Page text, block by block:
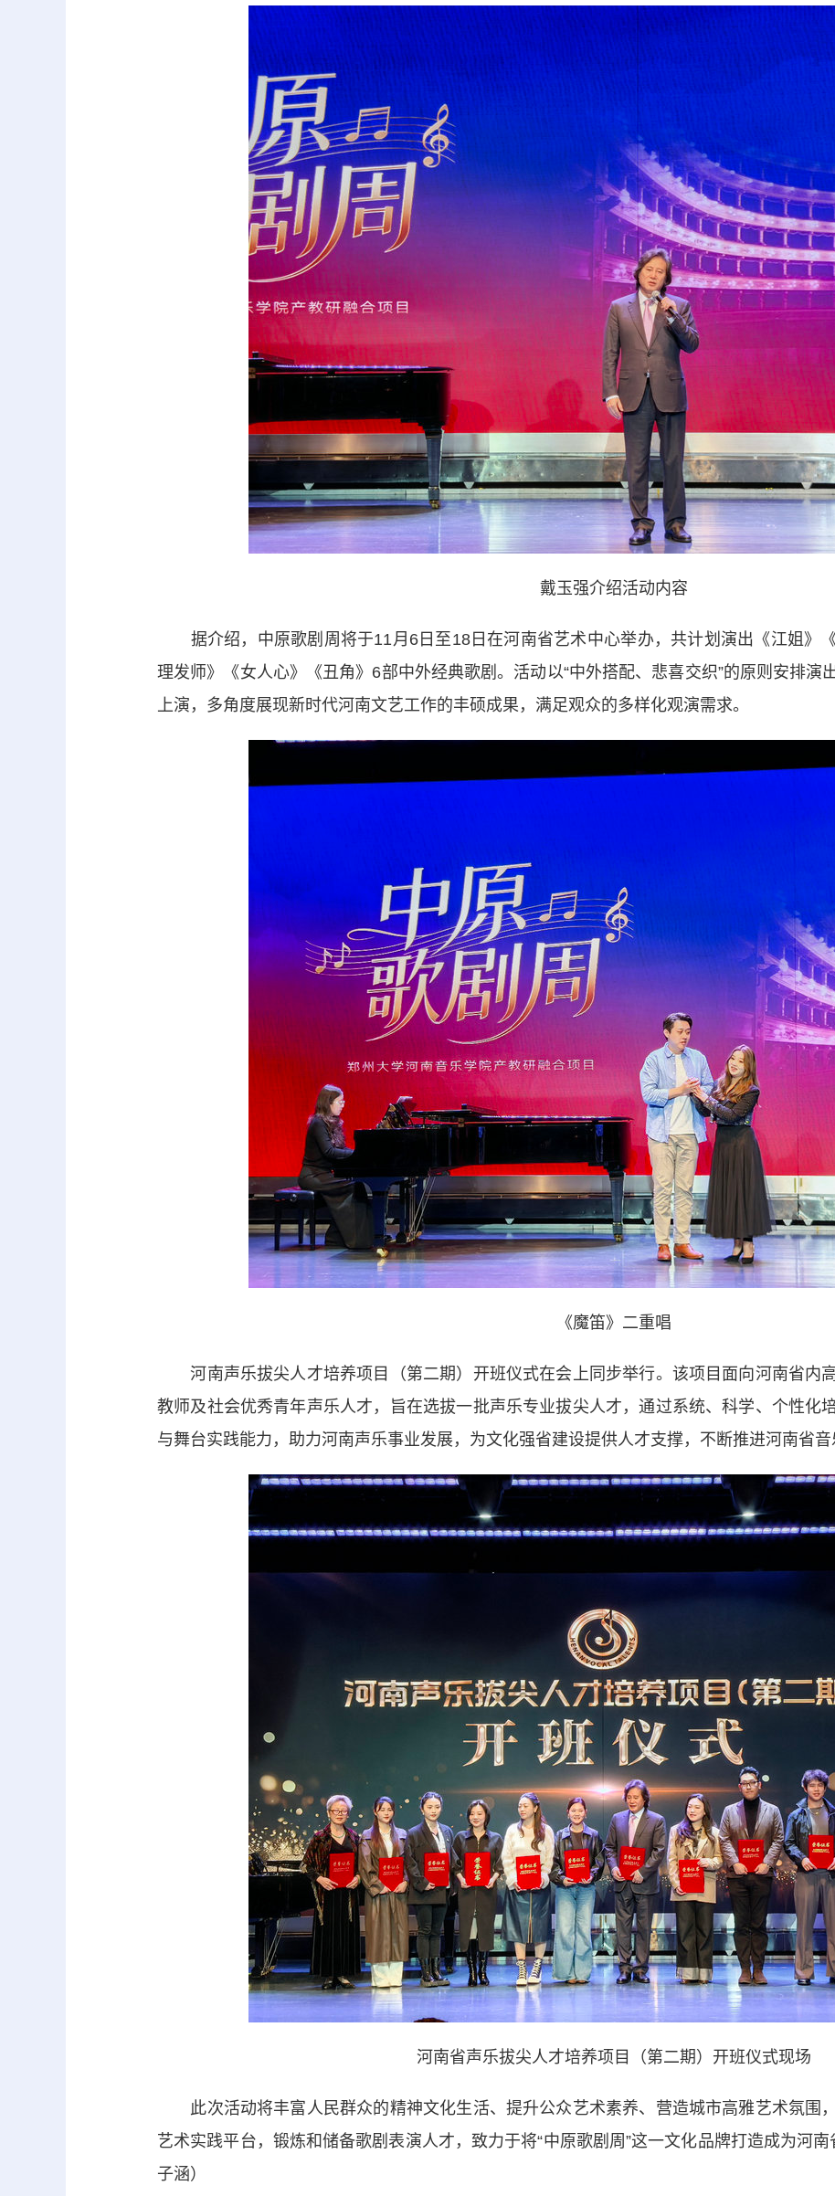
戴玉强介绍活动内容
据介绍，中原歌剧周将于11月6日至18日在河南省艺术中心举办，共计划演出《江姐》
理发师》《女人心》《丑角》6部中外经典歌剧。活动以“中外搭配、悲喜交织”的原则安排演
上演，多角度展现新时代河南文艺工作的丰硕成果，满足观众的多样化观演需求。
《魔笛》二重唱
河南声乐拔尖人才培养项目（第二期）开班仪式在会上同步举行。该项目面向河南省内
教师及社会优秀青年声乐人才，旨在选拔一批声乐专业拔尖人才，通过系统、科学、个性化
与舞台实践能力，助力河南声乐事业发展，为文化强省建设提供人才支撑，不断推进河南省音
河南省声乐拔尖人才培养项目（第二期）开班仪式现场
此次活动将丰富人民群众的精神文化生活、提升公众艺术素养、营造城市高雅艺术氛围
艺术实践平台，锻炼和储备歌剧表演人才，致力于将“中原歌剧周”这一文化品牌打造成为河
子涵）